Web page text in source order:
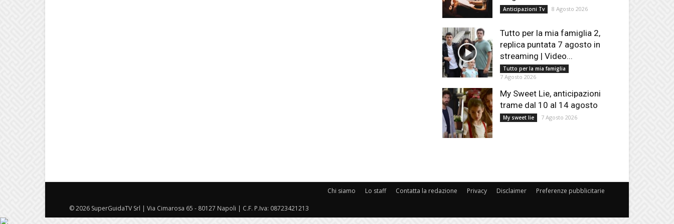
Anticipazioni Tv 8 Agosto 2026
Tutto per la mia famiglia 2,
replica puntata 7 agosto in
streaming | Video...
Tutto per la mia famiglia
7 Agosto 2026
My Sweet Lie, anticipazioni
trame dal 10 al 14 agosto
My sweet lie 7 Agosto 2026
Chi siamo Lo staff Contatta la redazione Privacy Disclaimer Preferenze pubblicitarie
© 2026 SuperGuidaTV Srl | Via Cimarosa 65 - 80127 Napoli | C.F. P.Iva: 08723421213